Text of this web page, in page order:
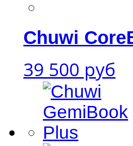
Chuwi
39 500 руб